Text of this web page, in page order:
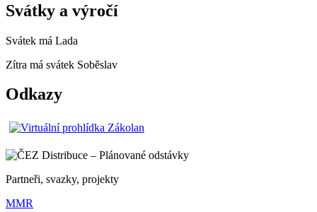
Svátky a výročí
Svátek má Lada
Zítra má svátek Soběslav
Odkazy
Partneři, svazky, projekty
MMR